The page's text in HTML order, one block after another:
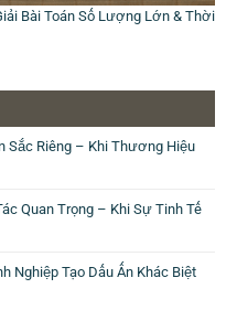
Bài Toán Số Lượng Lớn & Thời
Sắc Riêng – Khi Thương Hiệu
Quan Trọng – Khi Sự Tinh Tế
Nghiệp Tạo Dấu Ấn Khác Biệt